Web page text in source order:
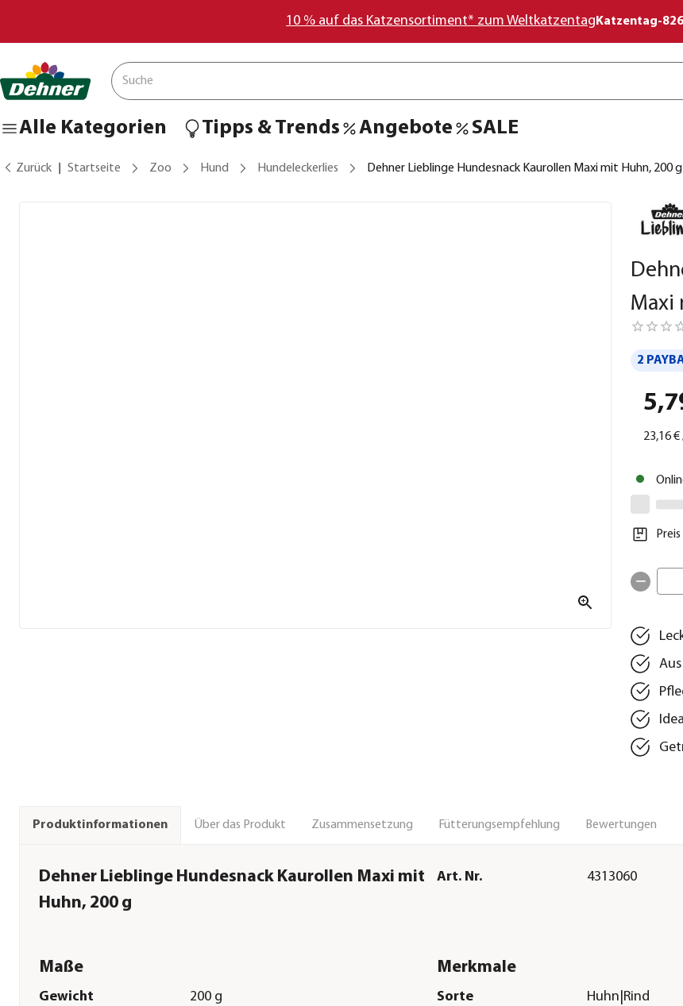
10 % auf das Katzensortiment* zum Weltkatzentag Katzentag-826
Alle Kategorien Tipps & Trends Angebote SALE
Zurück Startseite Zoo Hund Hundeleckerlies Dehner Lieblinge Hundesnack Kaurollen Maxi mit Huhn, 200 g
Maxi
2
23,16 €
Produktinformationen Über das Produkt Zusammensetzung Fütterungsempfehlung Bewertungen
Dehner Lieblinge Hundesnack Kaurollen Maxi mit
Huhn, 200 g
Art. Nr. 4313060
Maße
Gewicht 200 g
Merkmale
Sorte
Huhn|Rind